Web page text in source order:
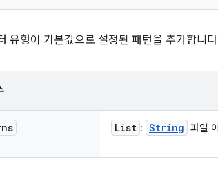
유형이 기본값으로 설정된 패턴을 추가합니
List : String 파일